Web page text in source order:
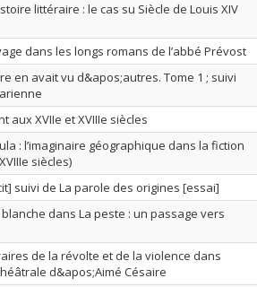
littéraire : le cas su Siècle de Louis XIV
dans les longs romans de l’abbé Prévost
en avait vu d&apos;autres. Tome 1 ; suivi
aux XVIIe et XVIIIe siècles
: l’imaginaire géographique dans la fiction
siècles)
suivi de La parole des origines [essai]
dans La peste : un passage vers
de la révolte et de la violence dans
d&apos;Aimé Césaire